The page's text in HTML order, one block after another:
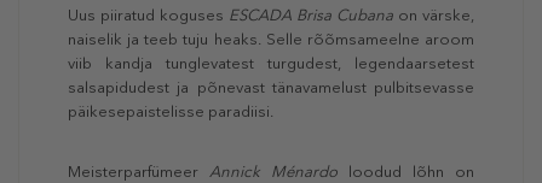
Uus piiratud koguses ESCADA Brisa Cubana on värske,
naiselik ja teeb tuju heaks. Selle rõõmsameelne aroom
viib kandja tunglevatest turgudest, legendaarsetest
salsapidudest ja põnevast tänavamelust pulbitsevasse
päikesepaistelisse paradiisi.
Meisterparfümeer Annick Ménardo loodud lõhn on